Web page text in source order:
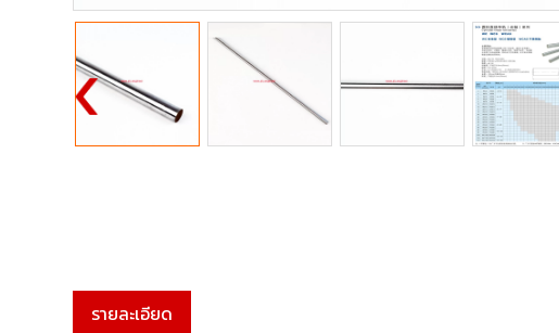
รายละเอียด